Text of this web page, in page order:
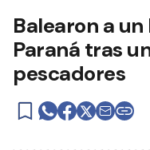
Balearon a
Paraná tras
pescadores